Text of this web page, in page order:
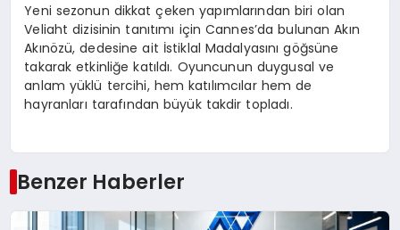
Yeni sezonun dikkat çeken yapımlarından biri olan
Veliaht dizisinin tanıtımı için Cannes’da bulunan Akın
Akınözü, dedesine ait İstiklal Madalyasını göğsüne
takarak etkinliğe katıldı. Oyuncunun duygusal ve
anlam yüklü tercihi, hem katılımcılar hem de
hayranları tarafından büyük takdir topladı.
Benzer Haberler